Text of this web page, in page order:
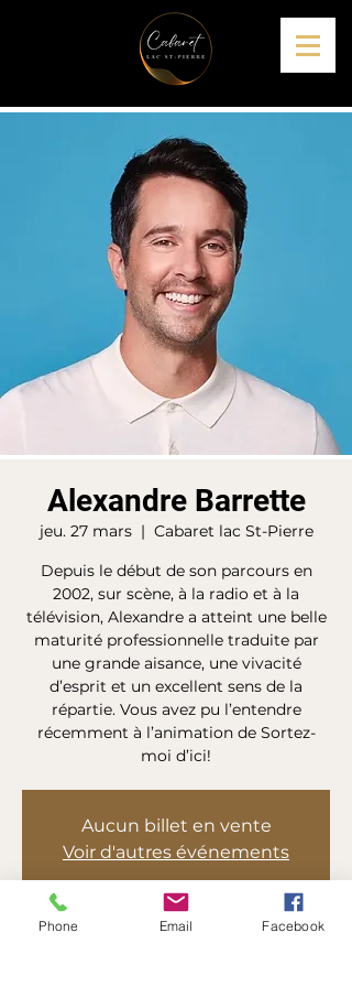
Alexandre Barrette
jeu. 27 mars
  |
Cabaret lac St-Pierre
Depuis le début de son parcours en
2002, sur scène, à la radio et à la
télévision, Alexandre a atteint une belle
maturité professionnelle traduite par
une grande aisance, une vivacité
d’esprit et un excellent sens de la
répartie. Vous avez pu l’entendre
récemment à l’animation de Sortez-
moi d’ici!
Aucun billet en vente
Voir d'autres événements
Phone Email Facebook